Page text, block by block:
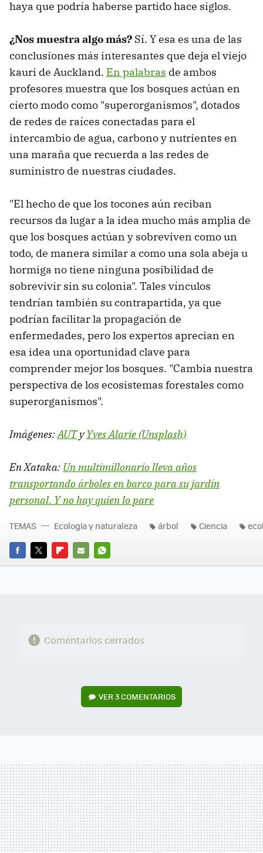
haya que podría haberse partido hace siglos.
¿Nos muestra algo más? Sí. Y esa es una de las
conclusiones más interesantes que deja el viejo
kauri de Auckland. En palabras de ambos
profesores muestra que los bosques actúan en
cierto modo como "superorganismos", dotados
de redes de raíces conectadas para el
intercambio de agua, carbono y nutrientes en
una maraña que recuerda a las redes de
suministro de nuestras ciudades.
"El hecho de que los tocones aún reciban
recursos da lugar a la idea mucho más amplia de
que los bosques actúan y sobreviven como un
todo, de manera similar a como una sola abeja u
hormiga no tiene ninguna posibilidad de
sobrevivir sin su colonia". Tales vínculos
tendrían también su contrapartida, ya que
podrían facilitar la propagación de
enfermedades, pero los expertos aprecian en
esa idea una oportunidad clave para
comprender mejor los bosques. "Cambia nuestra
perspectiva de los ecosistemas forestales como
superorganismos".
Imágenes:AUTyYves Alarie (Unsplash)
En Xataka: Un multimillonario lleva años
transportando árboles en barco para su jardín
personal. Y no hay quien lo pare
FACEBOOK
TWITTERFLIPBOARD
E-
WHATSAPP
TEMAS Ecología y naturaleza árbol Ciencia
Comentarios cerrados
VER3 COMENTARIOS